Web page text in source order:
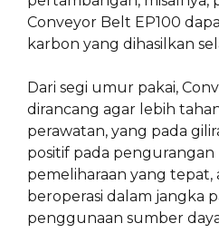
Conveyor Belt EP100
karbon yang dihasilkan
Dari segi umur pakai,
dirancang agar lebih
perawatan, yang pada
positif pada pengurangan
pemeliharaan yang tepat,
beroperasi dalam jangka
penggunaan sumber